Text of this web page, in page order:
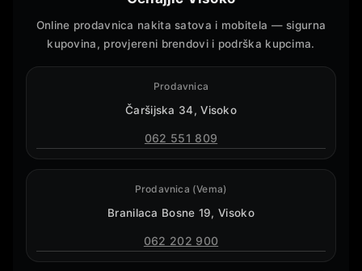
Online prodavnica nakita satova i mobitela — sigurna
kupovina, provjereni brendovi i podrška kupcima.
Prodavnica
Čaršijska 34, Visoko
062 551 809
Prodavnica (Vema)
Branilaca Bosne 19, Visoko
062 202 900